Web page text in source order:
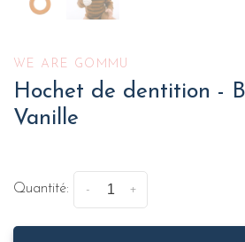
WE ARE GOMMU
Hochet de dentition -
Vanille
Quantité: +
-